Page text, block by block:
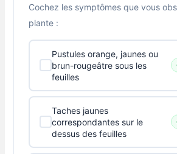
Cochez les symptômes que vous
plante :
Pustules orange, jaunes ou
brun-rougeâtre sous les
feuilles
Taches jaunes
correspondantes sur le
dessus des feuilles